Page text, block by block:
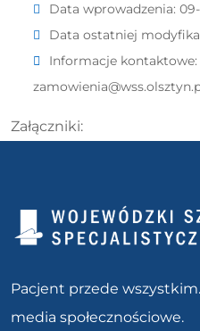
Data wprowadzenia:
Data ostatniej
Informacje kontaktowe:
Załączniki:
Pacjent przede
media społecznościowe.